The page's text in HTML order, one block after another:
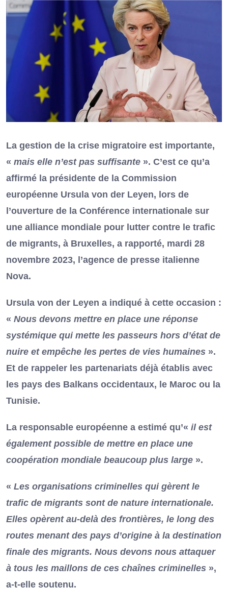
La gestion de la crise migratoire est importante,
« mais elle n’est pas suffisante ». C’est ce qu’a
affirmé la présidente de la Commission
européenne Ursula von der Leyen, lors de
l’ouverture de la Conférence internationale sur
une alliance mondiale pour lutter contre le trafic
de migrants, à Bruxelles, a rapporté, mardi 28
novembre 2023, l’agence de presse italienne
Nova.
Ursula von der Leyen a indiqué à cette occasion :
« Nous devons mettre en place une réponse
systémique qui mette les passeurs hors d’état de
nuire et empêche les pertes de vies humaines ».
Et de rappeler les partenariats déjà établis avec
les pays des Balkans occidentaux, le Maroc ou la
Tunisie.
La responsable européenne a estimé qu’« il est
également possible de mettre en place une
coopération mondiale beaucoup plus large ».
« Les organisations criminelles qui gèrent le
trafic de migrants sont de nature internationale.
Elles opèrent au-delà des frontières, le long des
routes menant des pays d’origine à la destination
finale des migrants. Nous devons nous attaquer
à tous les maillons de ces chaînes criminelles »,
a-t-elle soutenu.